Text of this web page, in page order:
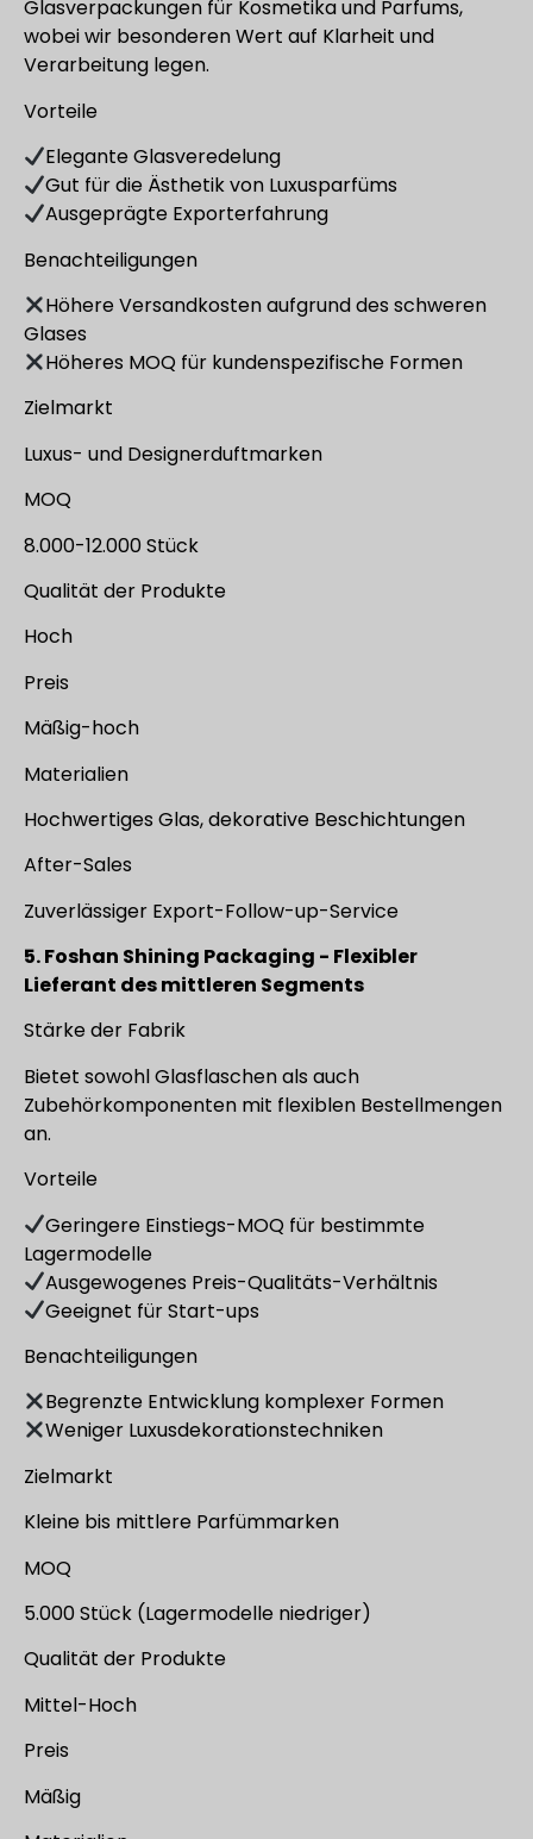
Glasverpackungen für Kosmetika und Parfums,
wobei wir besonderen Wert auf Klarheit und
Verarbeitung legen.
Vorteile
Elegante Glasveredelung
Gut für die Ästhetik von Luxusparfüms
Ausgeprägte Exporterfahrung
Benachteiligungen
Höhere Versandkosten aufgrund des schweren
Glases
Höheres MOQ für kundenspezifische Formen
Zielmarkt
Luxus- und Designerduftmarken
MOQ
8.000-12.000 Stück
Qualität der Produkte
Hoch
Preis
Mäßig-hoch
Materialien
Hochwertiges Glas, dekorative Beschichtungen
After-Sales
Zuverlässiger Export-Follow-up-Service
5. Foshan Shining Packaging - Flexibler
Lieferant des mittleren Segments
Stärke der Fabrik
Bietet sowohl Glasflaschen als auch
Zubehörkomponenten mit flexiblen Bestellmengen
an.
Vorteile
Geringere Einstiegs-MOQ für bestimmte
Lagermodelle
Ausgewogenes Preis-Qualitäts-Verhältnis
Geeignet für Start-ups
Benachteiligungen
Begrenzte Entwicklung komplexer Formen
Weniger Luxusdekorationstechniken
Zielmarkt
Kleine bis mittlere Parfümmarken
MOQ
5.000 Stück (Lagermodelle niedriger)
Qualität der Produkte
Mittel-Hoch
Preis
Mäßig